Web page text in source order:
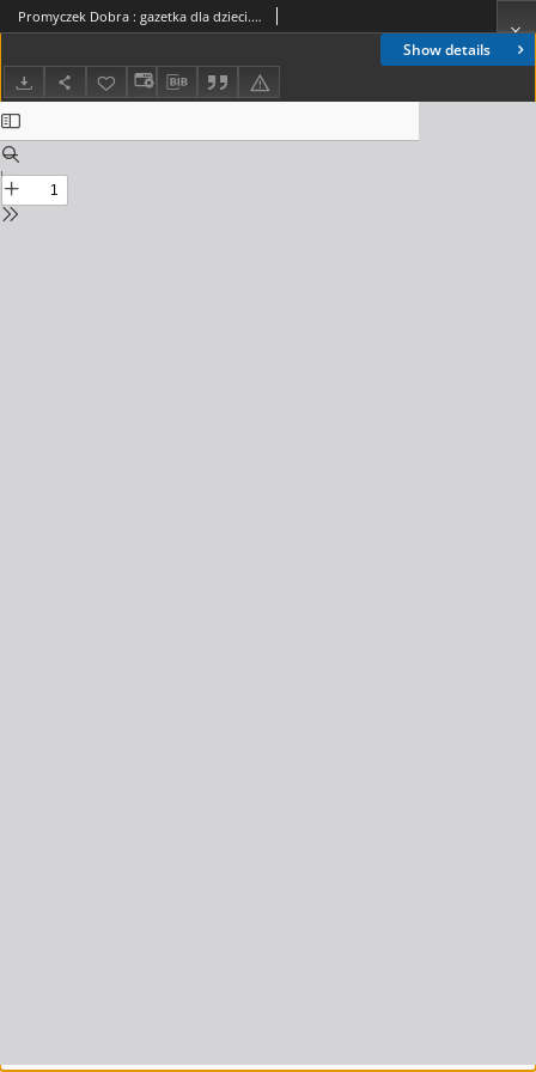
Show details
Promyczek Dobra : gazetka dla dzieci. 1994, nr 04(27)